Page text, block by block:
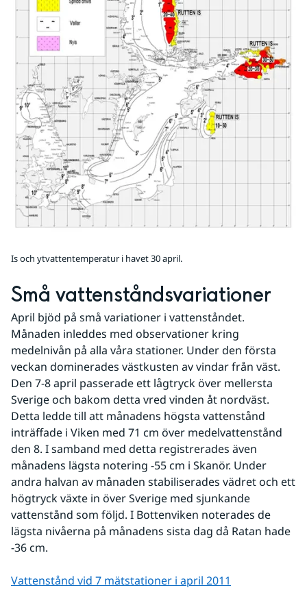
Is och ytvattentemperatur i havet 30 april.
Små vattenståndsvariationer
April bjöd på små variationer i vattenståndet.
Månaden inleddes med observationer kring
medelnivån på alla våra stationer. Under den första
veckan dominerades västkusten av vindar från väst.
Den 7-8 april passerade ett lågtryck över mellersta
Sverige och bakom detta vred vinden åt nordväst.
Detta ledde till att månadens högsta vattenstånd
inträffade i Viken med 71 cm över medelvattenstånd
den 8. I samband med detta registrerades även
månadens lägsta notering -55 cm i Skanör. Under
andra halvan av månaden stabiliserades vädret och ett
högtryck växte in över Sverige med sjunkande
vattenstånd som följd. I Bottenviken noterades de
lägsta nivåerna på månadens sista dag då Ratan hade
-36 cm.
Vattenstånd vid 7 mätstationer i april 2011